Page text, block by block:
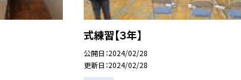
式練習【３年】
公開日 2024/02/28
更新日 2024/02/28